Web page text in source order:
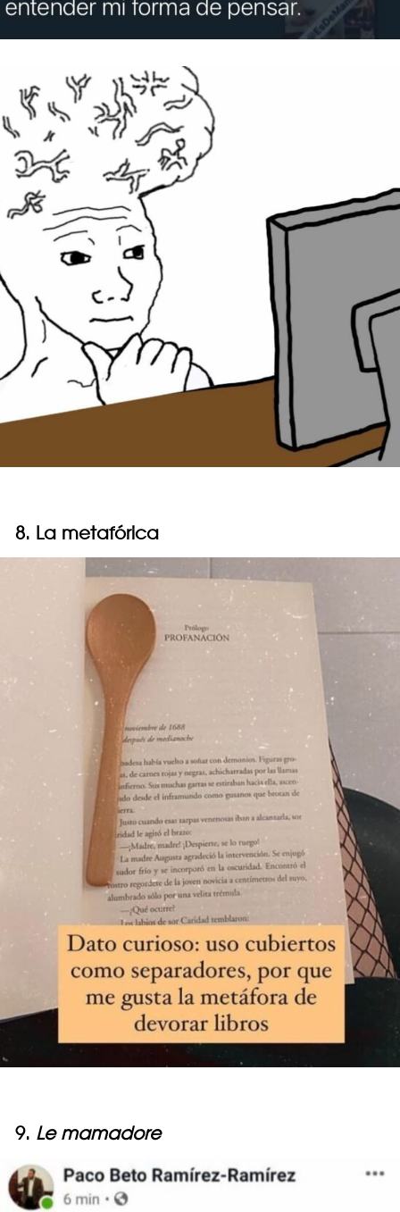
8. La metafórica
9. Le mamadore